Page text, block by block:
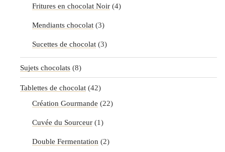
Fritures en chocolat Noir (4)
Mendiants chocolat (3)
Sucettes de chocolat (3)
Sujets chocolats (8)
Tablettes de chocolat (42)
Création Gourmande (22)
Cuvée du Sourceur (1)
Double Fermentation (2)